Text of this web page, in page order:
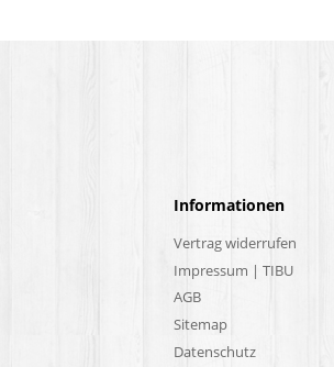
Informationen
Vertrag widerrufen
Impressum | TIBU
AGB
Sitemap
Datenschutz